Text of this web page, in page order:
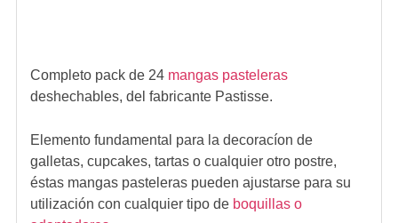
Completo pack de 24 mangas pasteleras
deshechables, del fabricante Pastisse.
Elemento fundamental para la decoracíon de
galletas, cupcakes, tartas o cualquier otro postre,
éstas mangas pasteleras pueden ajustarse para su
utilización con cualquier tipo de boquillas o